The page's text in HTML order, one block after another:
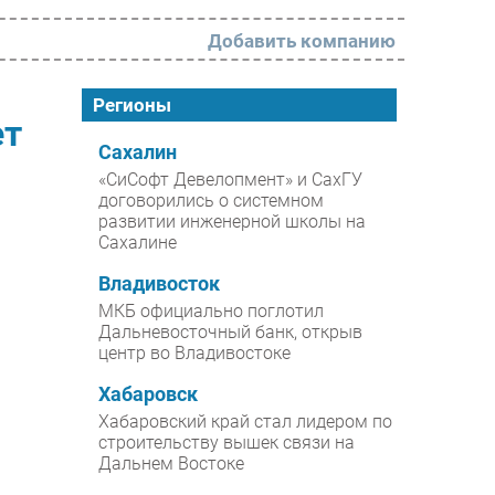
РАЗДЕЛЫ
Новости
Аналитика
Интервью
Проекты
IT класс
Каталог компаний
Добавить компанию
Регионы
Сахалин
«СиСофт Девелопмент» и СахГУ
договорились о системном
развитии инженерной школы на
Сахалине
Владивосток
МКБ официально поглотил
Дальневосточный банк, открыв
центр во Владивостоке
Хабаровск
Хабаровский край стал лидером по
строительству вышек связи на
Дальнем Востоке